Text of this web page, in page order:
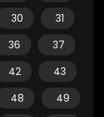
30
31
36
37
42
43
48
49